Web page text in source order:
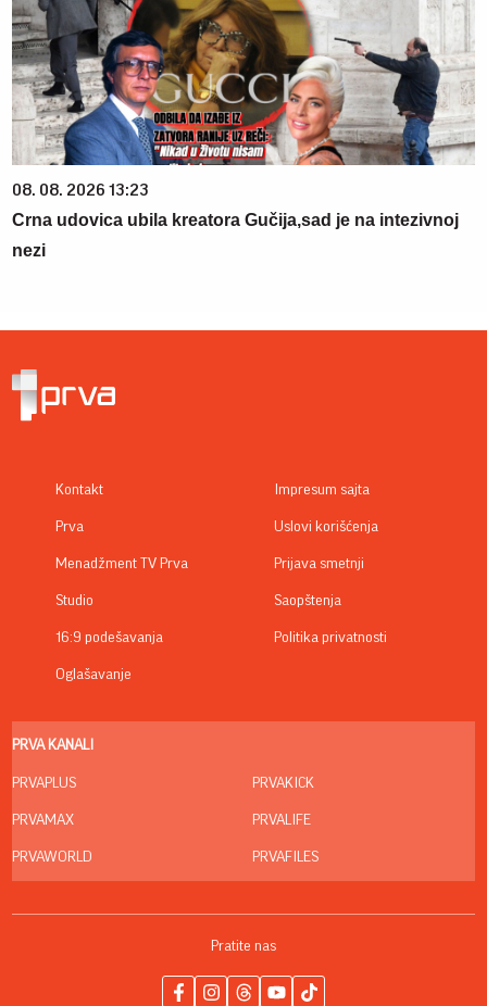
08. 08. 2026 13:23
Crna udovica ubila kreatora Gučija,sad je na intezivnoj
nezi
Kontakt
Prva
Menadžment TV Prva
Studio
16:9 podešavanja
Oglašavanje
Impresum sajta
Uslovi korišćenja
Prijava smetnji
Saopštenja
Politika privatnosti
PRVA KANALI
PRVAPLUS
PRVAMAX
PRVAWORLD
PRVAKICK
PRVALIFE
PRVAFILES
Pratite nas